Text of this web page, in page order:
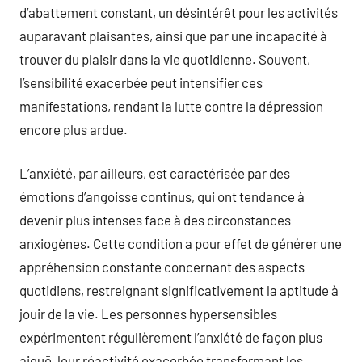
d’abattement constant, un désintérêt pour les activités
auparavant plaisantes, ainsi que par une incapacité à
trouver du plaisir dans la vie quotidienne. Souvent,
l’sensibilité exacerbée peut intensifier ces
manifestations, rendant la lutte contre la dépression
encore plus ardue.
L’anxiété, par ailleurs, est caractérisée par des
émotions d’angoisse continus, qui ont tendance à
devenir plus intenses face à des circonstances
anxiogènes. Cette condition a pour effet de générer une
appréhension constante concernant des aspects
quotidiens, restreignant significativement la aptitude à
jouir de la vie. Les personnes hypersensibles
expérimentent régulièrement l’anxiété de façon plus